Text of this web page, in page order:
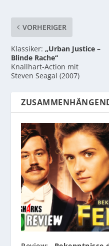
VORHERIGER
Klassiker:„Urban Justice –
Blinde Rache“
Knallhart-Action mit
Steven Seagal (2007)